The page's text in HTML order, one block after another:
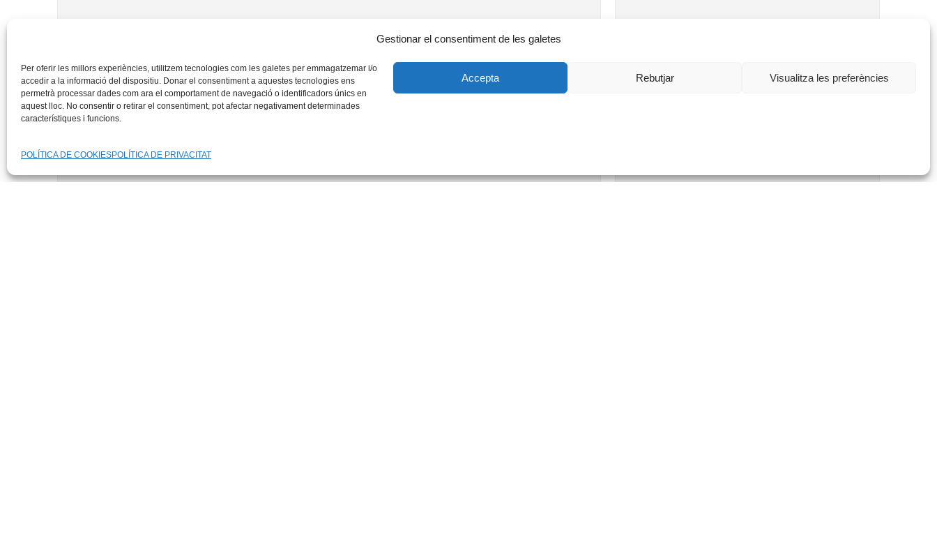
Gestionar el consentiment de les galetes
Per oferir les millors experiències, utilitzem tecnologies com les galetes per emmagatzemar i/o
accedir a la informació del dispositiu. Donar el consentiment a aquestes tecnologies ens
permetrà processar dades com ara el comportament de navegació o identificadors únics en
aquest lloc. No consentir o retirar el consentiment, pot afectar negativament determinades
característiques i funcions.
Accepta Rebutjar Visualitza les preferències
POLÍTICA DE COOKIESPOLÍTICA DE PRIVACITAT